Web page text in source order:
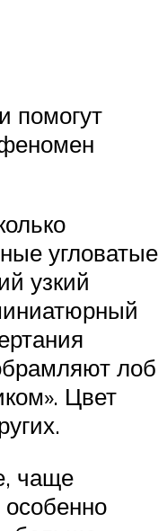
помогут
феномен
угловатые
узкий
лоб
Цвет
чаще